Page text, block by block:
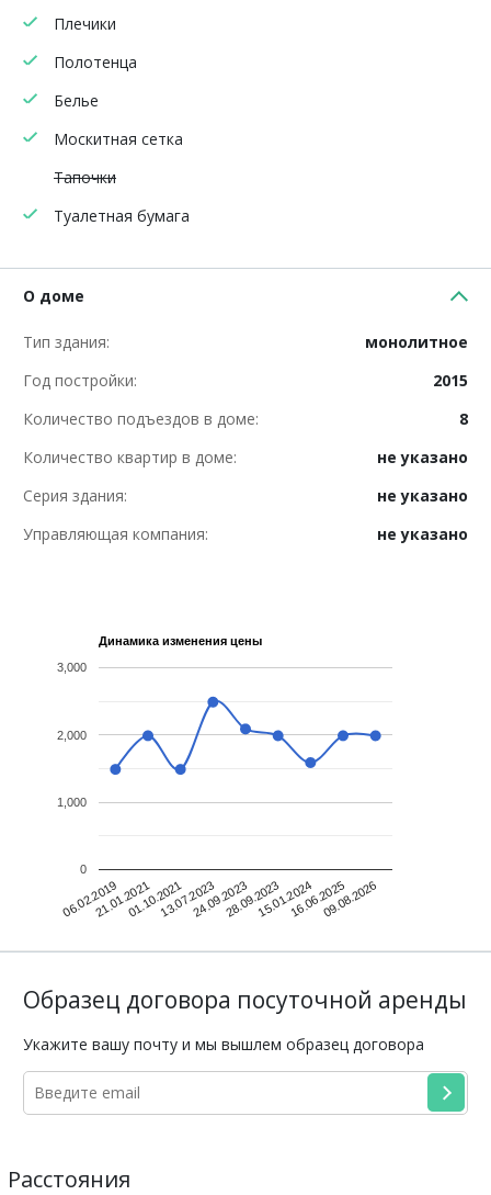
Плечики
Полотенца
Белье
Москитная сетка
Тапочки
Туалетная бумага
О доме
Тип здания:
монолитное
Год постройки:
2015
Количество подъездов в доме:
8
Количество квартир в доме:
не указано
Серия здания:
не указано
Управляющая компания:
не указано
Динамика изменения цены
06.02.201921.01.202101.10.202113.07.202324.09.202328.09.202315.01.202416.06.202509.08.2026
0
1,000
2,000
3,000
Образец договора посуточной аренды
Укажите вашу почту и мы вышлем образец договора
Расстояния